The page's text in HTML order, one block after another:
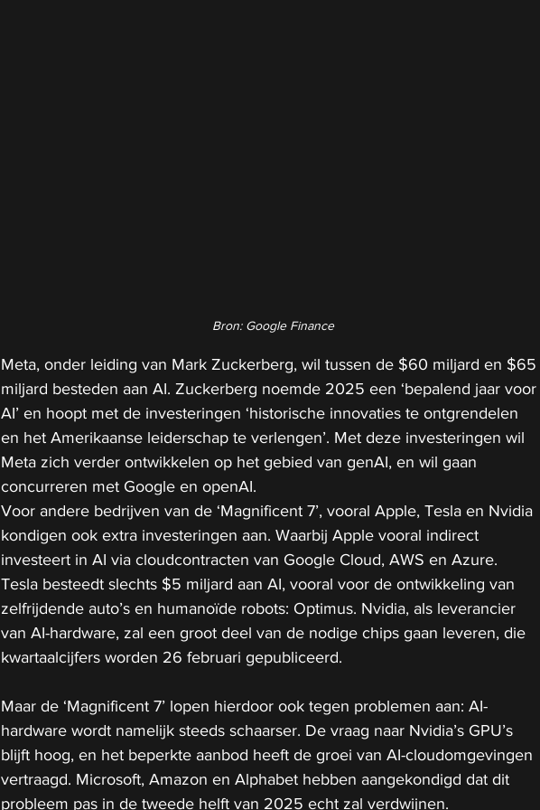
Bron: Google Finance
Meta, onder leiding van Mark Zuckerberg, wil tussen de $60 miljard en $65
miljard besteden aan AI. Zuckerberg noemde 2025 een ‘bepalend jaar voor
AI’ en hoopt met de investeringen ‘historische innovaties te ontgrendelen
en het Amerikaanse leiderschap te verlengen’. Met deze investeringen wil
Meta zich verder ontwikkelen op het gebied van genAI, en wil gaan
concurreren met Google en openAI.
Voor andere bedrijven van de ‘Magnificent 7’, vooral Apple, Tesla en Nvidia
kondigen ook extra investeringen aan. Waarbij Apple vooral indirect
investeert in AI via cloudcontracten van Google Cloud, AWS en Azure.
Tesla besteedt slechts $5 miljard aan AI, vooral voor de ontwikkeling van
zelfrijdende auto’s en humanoïde robots: Optimus. Nvidia, als leverancier
van AI-hardware, zal een groot deel van de nodige chips gaan leveren, die
kwartaalcijfers worden 26 februari gepubliceerd.
Maar de ‘Magnificent 7’ lopen hierdoor ook tegen problemen aan: AI-
hardware wordt namelijk steeds schaarser. De vraag naar Nvidia’s GPU’s
blijft hoog, en het beperkte aanbod heeft de groei van AI-cloudomgevingen
vertraagd. Microsoft, Amazon en Alphabet hebben aangekondigd dat dit
probleem pas in de tweede helft van 2025 echt zal verdwijnen.